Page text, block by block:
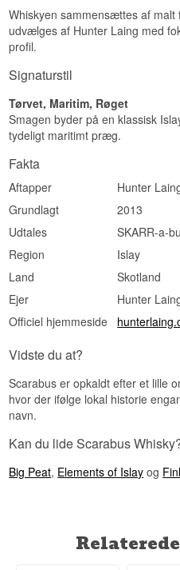
uafhængige
fordi
batch til
Whiskyen sammensættes af malt
udvælges af Hunter Laing med
profil.
Signaturstil
Tørvet, Maritim, Røget
Smagen byder på en klassisk
tydeligt maritimt præg.
Fakta
Aftapper
Hunter
Grundlagt
2013
Udtales
SKARR-a-
Region
Islay
Land
Skotland
Ejer
Hunter
Officiel hjemmeside
Vidste du at?
Scarabus er opkaldt efter et lille
hvor der ifølge lokal historie
navn.
Kan du lide Scarabus
Big Peat, Elements of Islay og